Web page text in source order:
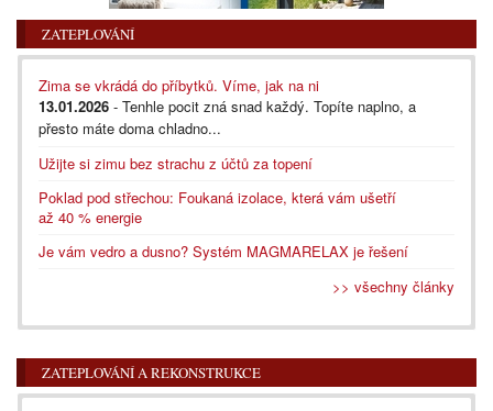
ZATEPLOVÁNÍ
Zima se vkrádá do příbytků. Víme, jak na ni
13.01.2026 - Tenhle pocit zná snad každý. Topíte naplno, a
přesto máte doma chladno...
Užijte si zimu bez strachu z účtů za topení
Poklad pod střechou: Foukaná izolace, která vám ušetří
až 40 % energie
Je vám vedro a dusno? Systém MAGMARELAX je řešení
>> všechny články
ZATEPLOVÁNÍ A REKONSTRUKCE